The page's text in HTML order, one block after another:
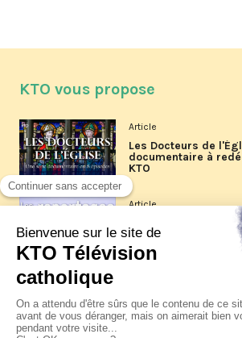
KTO vous propose
Article
Les Docteurs de
documentaire à
KTO
Article
Les reportages d'été
La visite pastorale
XIV à Assise à
jeudi 6 août